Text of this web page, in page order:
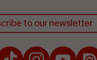
to our newsletter
InstagramYoutubeIssuu